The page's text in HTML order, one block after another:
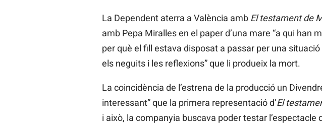
La Dependent aterra a València amb El testament de
amb Pepa Miralles en el paper d’una mare “a qui han
per què el fill estava disposat a passar per una
els neguits i les reflexions” que li produeix la mort.
La coincidència de l’estrena de la producció un
interessant” que la primera representació d’El
i això, la companyia buscava poder testar